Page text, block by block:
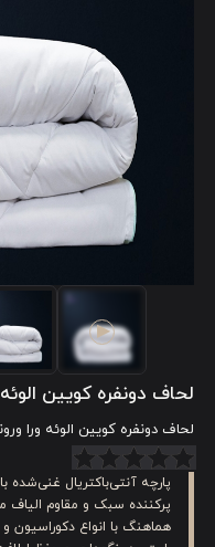
لحاف دونفره کویین الوئه
لحاف دونفره کویین الوئه ورا
پارچه آنتی‌باکتریال غنی‌شده با
پرکننده سبک و مقاوم الیاف
هماهنگ با انواع